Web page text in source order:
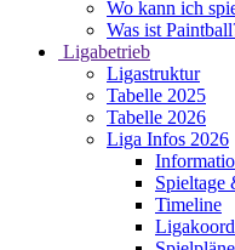
Wo kann ich
Was ist
Ligabetrieb
Ligastruktur
Tabelle 2025
Tabelle 2026
Liga Infos 2026
Spieltage
Timeline